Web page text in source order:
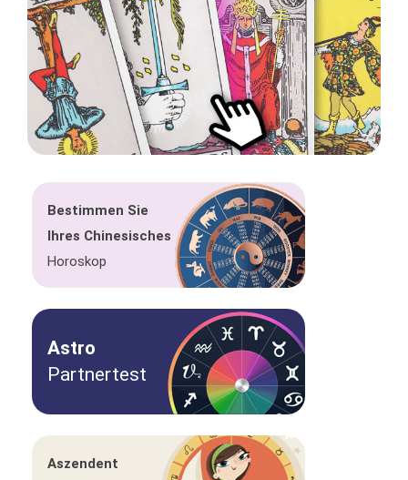
Bestimmen Sie
Ihres Chinesisches
Horoskop
Astro
Partnertest
Aszendent